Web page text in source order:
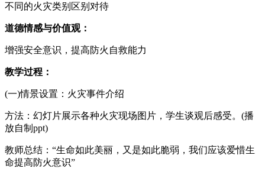
不同的火灾类别区别对待
道德情感与价值观：
增强安全意识，提高防火自救能力
教学过程：
(一)情景设置：火灾事件介绍
方法：幻灯片展示各种火灾现场图片，学生谈观后感受。(播
放自制ppt)
教师总结：“生命如此美丽，又是如此脆弱，我们应该爱惜生
命提高防火意识”